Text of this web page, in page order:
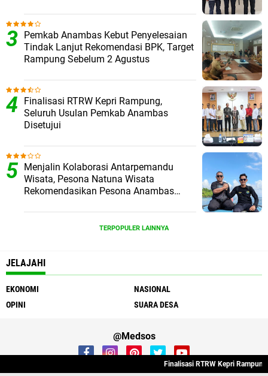
Pemkab Anambas Kebut Penyelesaian
Tindak Lanjut Rekomendasi BPK, Target
Rampung Sebelum 2 Agustus
Finalisasi RTRW Kepri Rampung,
Seluruh Usulan Pemkab Anambas
Disetujui
Menjalin Kolaborasi Antarpemandu
Wisata, Pesona Natuna Wisata
Rekomendasikan Pesona Anambas
TERPOPULER LAINNYA
JELAJAHI
EKONOMI
NASIONAL
OPINI
SUARA DESA
@Medsos
Finalisasi RTRW Kepri Rampung,